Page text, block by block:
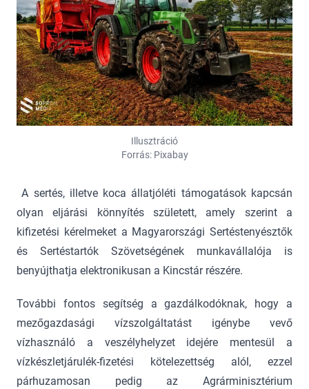
Illusztráció
Forrás: Pixabay
A sertés, illetve koca állatjóléti támogatások kapcsán
olyan eljárási könnyítés született, amely szerint a
kifizetési kérelmeket a Magyarországi Sertéstenyésztők
és Sertéstartók Szövetségének munkavállalója is
benyújthatja elektronikusan a Kincstár részére.
További fontos segítség a gazdálkodóknak, hogy a
mezőgazdasági vízszolgáltatást igénybe vevő
vízhasználó a veszélyhelyzet idejére mentesül a
vízkészletjárulék-fizetési kötelezettség alól, ezzel
párhuzamosan pedig az Agrárminisztérium